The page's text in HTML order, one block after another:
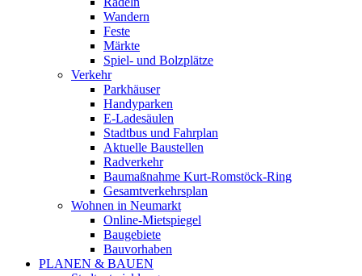
Wandern
Feste
Märkte
Spiel- und Bolzplätze
Verkehr
Parkhäuser
Handyparken
E-Ladesäulen
Stadtbus und Fahrplan
Aktuelle Baustellen
Radverkehr
Baumaßnahme Kurt-Romstöck-Ring
Gesamtverkehrsplan
Wohnen in Neumarkt
Online-Mietspiegel
Baugebiete
Bauvorhaben
PLANEN & BAUEN